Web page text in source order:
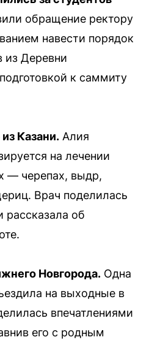
обращение ректору
навести порядок
из Деревни
к саммиту
Казани. Алия
на лечении
— черепах, выдр,
Врач поделилась
рассказала об
Новгорода. Одна
на выходные в
впечатлениями
его с родным